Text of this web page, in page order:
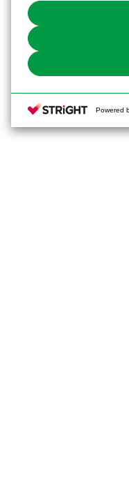
You can change your
Powered